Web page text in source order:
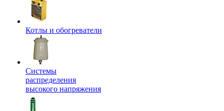
Котлы и обогреватели
Системы
распределения
высокого напряжения